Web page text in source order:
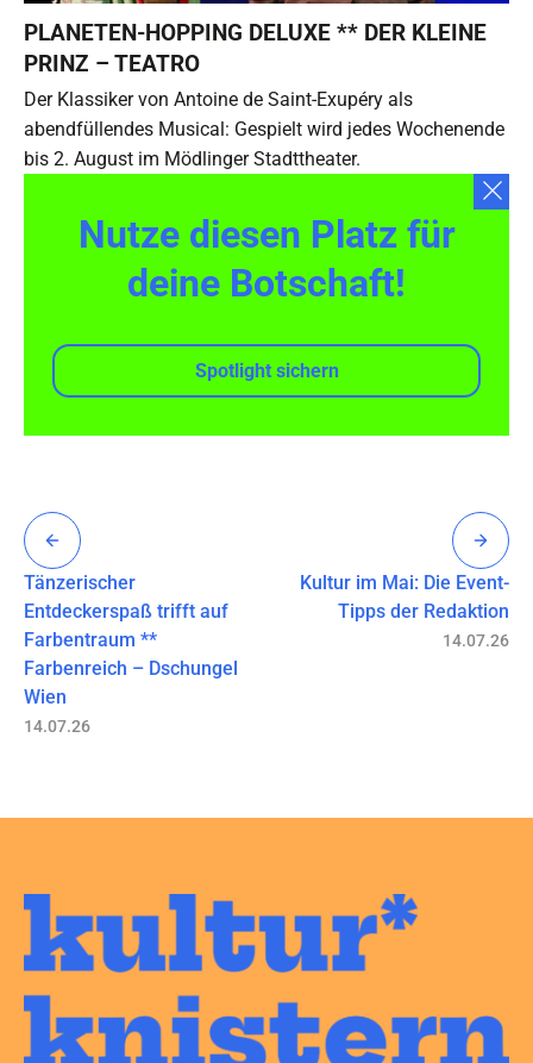
PLANETEN-HOPPING DELUXE ** DER KLEINE
PRINZ – TEATRO
Der Klassiker von Antoine de Saint-Exupéry als
abendfüllendes Musical: Gespielt wird jedes Wochenende
bis 2. August im Mödlinger Stadttheater.
Nutze diesen Platz für
deine Botschaft!
Spotlight sichern
Tänzerischer
Entdeckerspaß trifft auf
Farbentraum **
Farbenreich – Dschungel
Wien
14.07.26
Kultur im Mai: Die Event-
Tipps der Redaktion
14.07.26